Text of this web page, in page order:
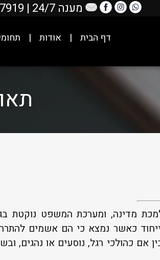
מענה 24/7 |
דף הבית אודות
מדינה, ומערכת המשפט נוקטת
כאשר נמצא כי הם אשמים
אם כהולכי רגל, נוסעים או נהגים,